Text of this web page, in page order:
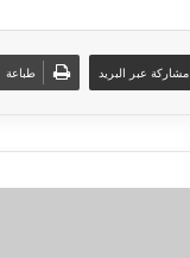
مشاركة عبر البريد طباعة